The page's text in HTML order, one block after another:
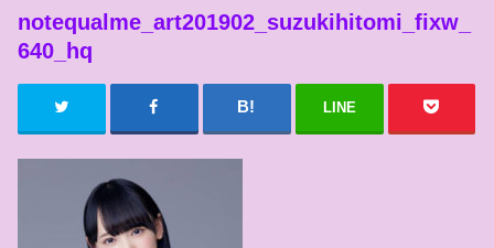
notequalme_art201902_suzukihitomi_fixw_
640_hq
LINE